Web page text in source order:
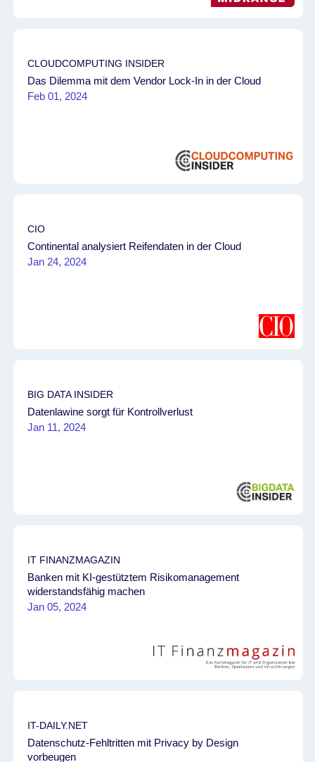
CLOUDCOMPUTING INSIDER
Das Dilemma mit dem Vendor Lock-In in der Cloud
Feb 01, 2024
CIO
Continental analysiert Reifendaten in der Cloud
Jan 24, 2024
BIG DATA INSIDER
Datenlawine sorgt für Kontrollverlust
Jan 11, 2024
IT FINANZMAGAZIN
Banken mit KI-gestütztem Risikomanagement
widerstandsfähig machen
Jan 05, 2024
IT-DAILY.NET
Datenschutz-Fehltritten mit Privacy by Design
vorbeugen